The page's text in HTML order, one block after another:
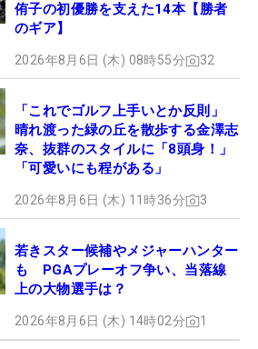
侑子の初優勝を支えた14本【勝者
のギア】
2026年8月6日 (木) 08時55分 32
「これでゴルフ上手いとか反則」
晴れ渡った緑の丘を散歩する金澤志
奈、抜群のスタイルに「8頭身！」
「可愛いにも程がある」
2026年8月6日 (木) 11時36分 3
若きスター候補やメジャーハンター
も PGAプレーオフ争い、当落線
上の大物選手は？
2026年8月6日 (木) 14時02分 1